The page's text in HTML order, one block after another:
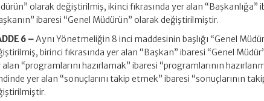
olarak değiştirilmiş, ikinci fıkrasında yer alan “Başkanlığa”
ibaresi “Genel Müdürün” olarak değiştirilmiştir.
6 –Aynı Yönetmeliğin 8 inci maddesinin başlığı “Genel
birinci fıkrasında yer alan “Başkan” ibaresi “Genel
alan “programlarını hazırlamak” ibaresi “programlarının
yer alan “sonuçlarını takip etmek” ibaresi “sonuçlarının